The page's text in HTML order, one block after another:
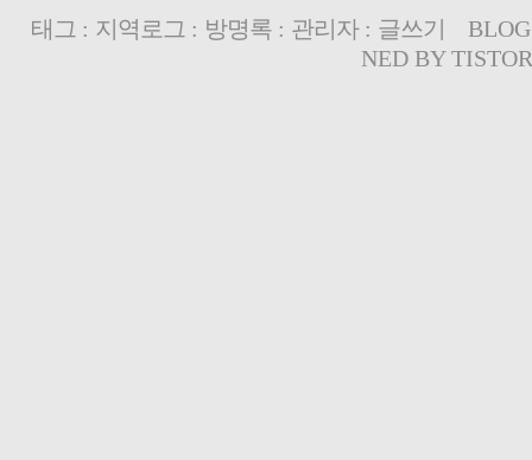
태그 : 지역로그 : 방명록: 관리자: 글쓰기
NED BY